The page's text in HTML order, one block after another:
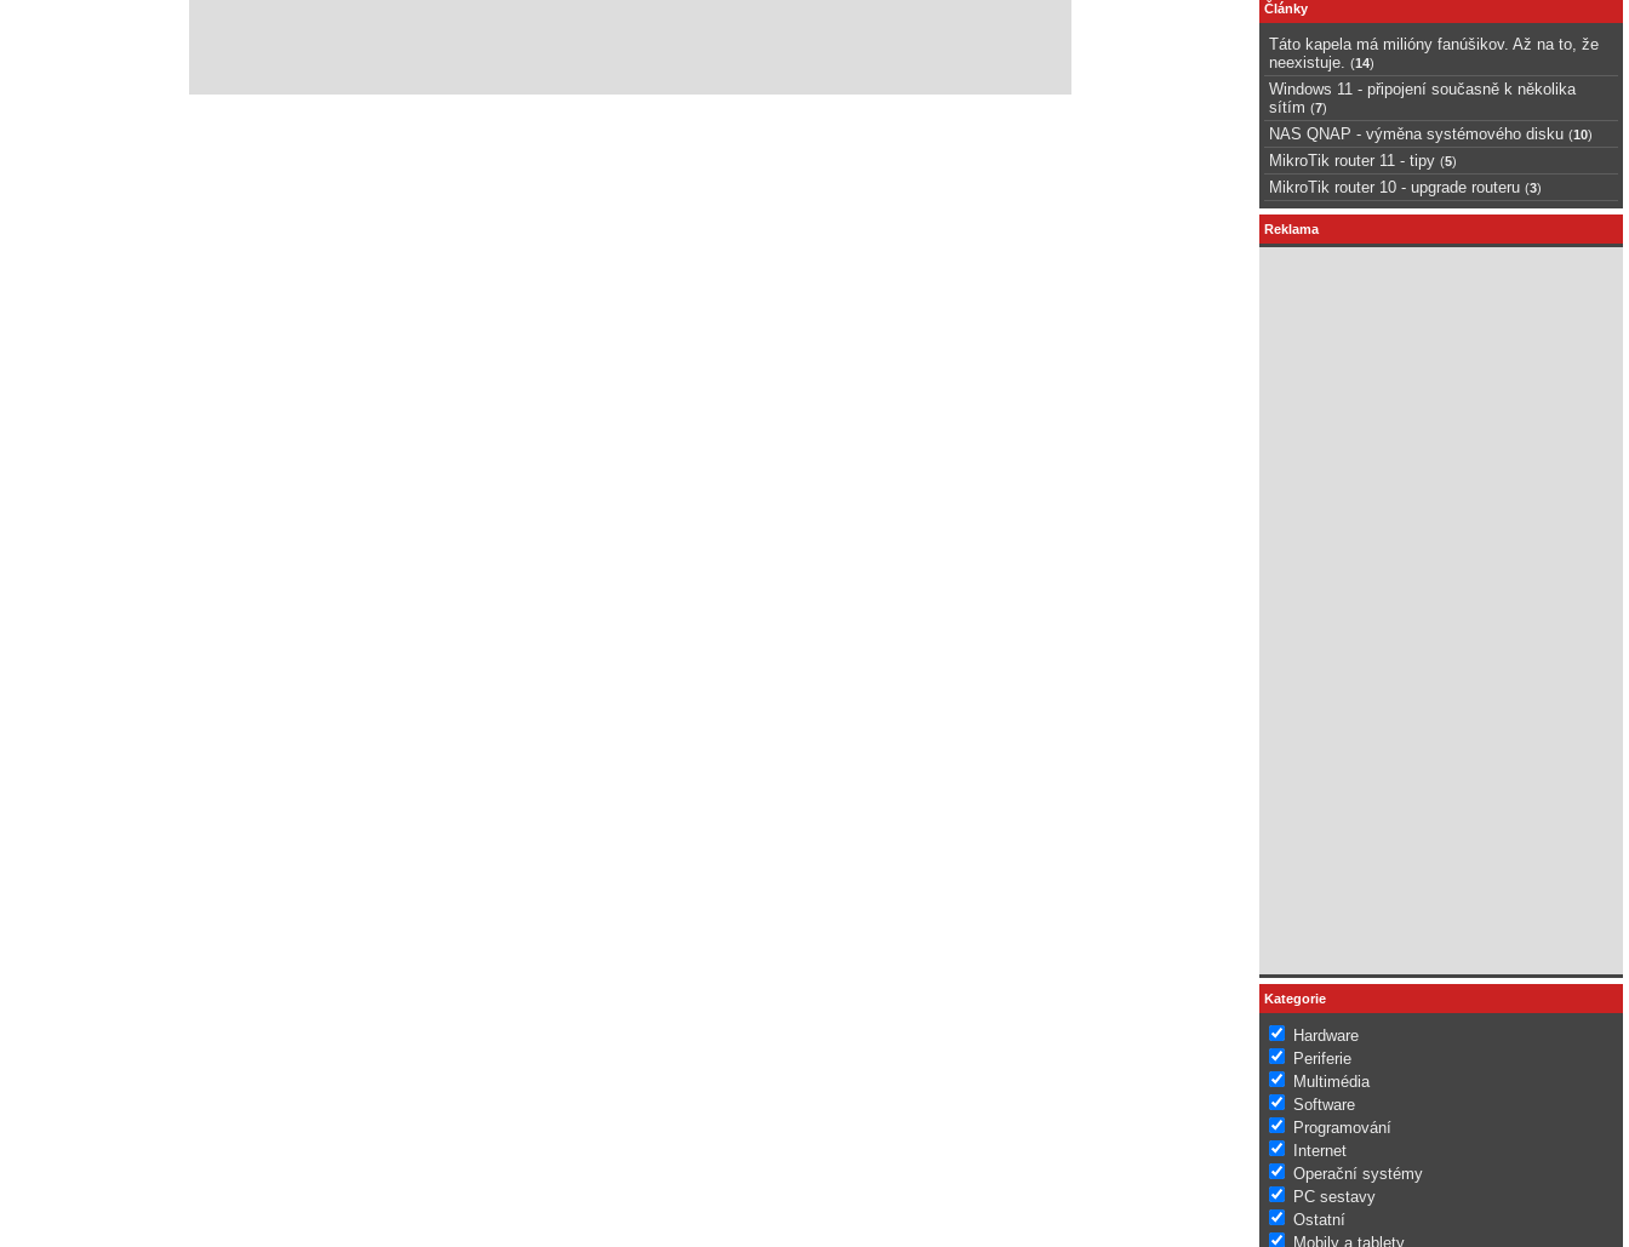
Články
Táto kapela má milióny fanúšikov. Až na to, že
neexistuje.
(14)
Windows 11 - připojení současně k několika
sítím (7)
NAS QNAP - výměna systémového disku (10)
MikroTik router 11 - tipy (5)
MikroTik router 10 - upgrade routeru (3)
Reklama
Kategorie
Hardware
Periferie
Multimédia
Software
Programování
Internet
Operační systémy
PC sestavy
Ostatní
Mobily a tablety